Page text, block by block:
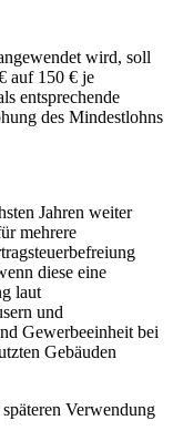
wird, soll
auf 150 € je
entsprechende
des Mindestlohns
Jahren weiter
mehrere
diese eine
laut
und
Gewerbeeinheit bei
Gebäuden
Verwendung